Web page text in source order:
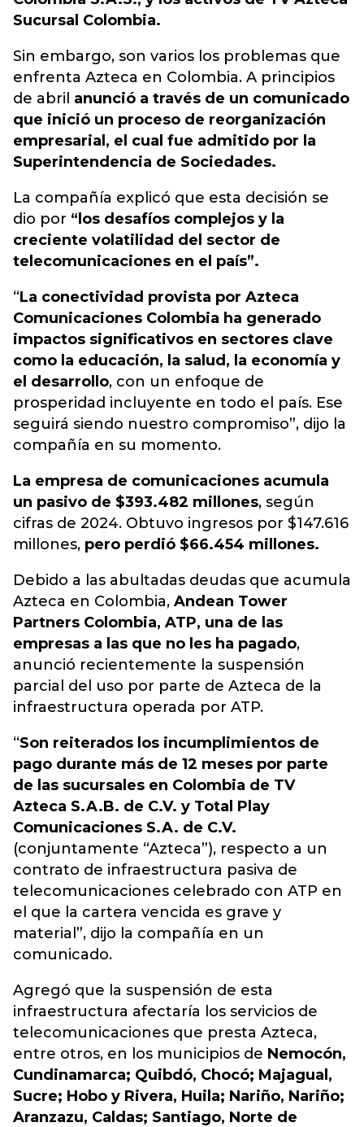
Sucursal Colombia.
Sin embargo, son varios los problemas que
enfrenta Azteca en Colombia. A principios
de abril anunció a través de un comunicado
que inició un proceso de reorganización
empresarial, el cual fue admitido por la
Superintendencia de Sociedades.
La compañía explicó que esta decisión se
dio por “los desafíos complejos y la
creciente volatilidad del sector de
telecomunicaciones en el país”.
“La conectividad provista por Azteca
Comunicaciones Colombia ha generado
impactos significativos en sectores clave
como la educación, la salud, la economía y
el desarrollo, con un enfoque de
prosperidad incluyente en todo el país. Ese
seguirá siendo nuestro compromiso”, dijo la
compañía en su momento.
La empresa de comunicaciones acumula
un pasivo de $393.482 millones, según
cifras de 2024. Obtuvo ingresos por $147.616
millones, pero perdió $66.454 millones.
Debido a las abultadas deudas que acumula
Azteca en Colombia, Andean Tower
Partners Colombia, ATP, una de las
empresas a las que no les ha pagado,
anunció recientemente la suspensión
parcial del uso por parte de Azteca de la
infraestructura operada por ATP.
“Son reiterados los incumplimientos de
pago durante más de 12 meses por parte
de las sucursales en Colombia de TV
Azteca S.A.B. de C.V. y Total Play
Comunicaciones S.A. de C.V.
(conjuntamente “Azteca”), respecto a un
contrato de infraestructura pasiva de
telecomunicaciones celebrado con ATP en
el que la cartera vencida es grave y
material”, dijo la compañía en un
comunicado.
Agregó que la suspensión de esta
infraestructura afectaría los servicios de
telecomunicaciones que presta Azteca,
entre otros, en los municipios de Nemocón,
Cundinamarca; Quibdó, Chocó; Majagual,
Sucre; Hobo y Rivera, Huila; Nariño, Nariño;
Aranzazu, Caldas; Santiago, Norte de